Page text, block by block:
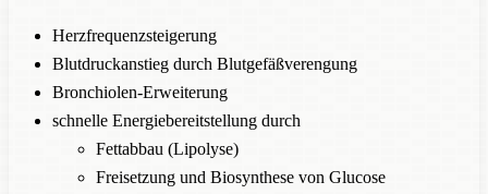
Herzfrequenzsteigerung
Blutdruckanstieg durch Blutgefäßverengung
Bronchiolen-Erweiterung
schnelle Energiebereitstellung durch
Fettabbau (Lipolyse)
Freisetzung und Biosynthese von Glucose